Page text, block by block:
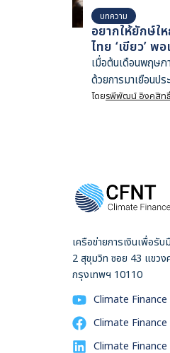
บทความ
อยากให้ยักษ์ใ
ไทย ‘เขียว’ พ
เมื่อต้นเดือนพฤษภ
ด้วยการมาเยือนป
บริหารบริษัทยักษ์
ว่าเศรษฐกิจไทยเ
สารพัดอุตสาหกรรม
เป็น ‘เดอะแบก’ ข
รถยนต์สันดาปที่กำ
ไฟฟ้า และฮาร์ดดิ
กำลังถูกแทนที่ด้วย
เงินลงทุนในเทคโน
หรือเซมิคอนดักเตอ
โดยรพีพัฒน์ อิงคสิท
เครือข่ายการเงินเพื่อรั
2 สุขุมวิท ซอย 43 แขว
กรุงเทพฯ 10110
Climate
Climate
Climate